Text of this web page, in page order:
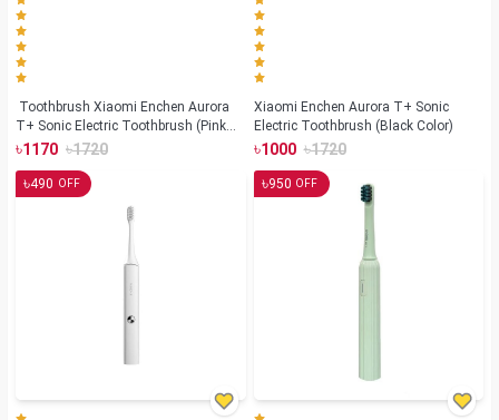
Toothbrush Xiaomi Enchen Aurora
T+ Sonic Electric Toothbrush (Pink
Color)
৳1170 ৳1720
Xiaomi Enchen Aurora T+ Sonic
Electric Toothbrush (Black Color)
৳1000 ৳1720
৳490 OFF ৳950 OFF